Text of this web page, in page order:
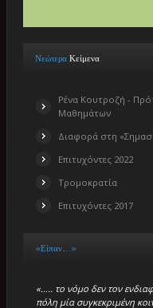
Νεώτερα Κείμενα
Ρένα Κουτροζή -
Μαθημάτων
Διαφορά στη
Επιτυχόντες 2022
Τρομοκρατία
Επιτυχόντες 2017
«Είπαν…..»
«….. το νόμο δεν τον
πόλη μία συγκεκριμένη